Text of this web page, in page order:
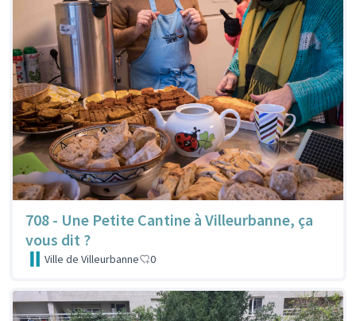
708 - Une Petite Cantine à Villeurbanne, ça
vous dit ?
Ville de Villeurbanne 0